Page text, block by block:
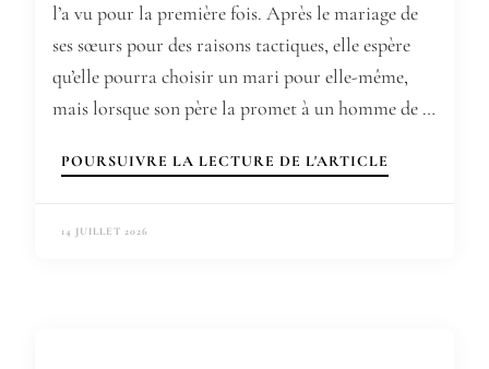
l’a vu pour la première fois. Après le mariage de
ses sœurs pour des raisons tactiques, elle espère
qu’elle pourra choisir un mari pour elle-même,
mais lorsque son père la promet à un homme de …
POURSUIVRE LA LECTURE DE L'ARTICLE
14 JUILLET 2026